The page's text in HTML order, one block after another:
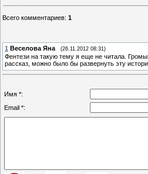
Всего комментариев: 1
1 Веселова Яна (26.11.2012 08:31)
Фентези на такую тему я еще не читала.
рассказ, можно было бы развернуть эту
Имя *:
Email *: